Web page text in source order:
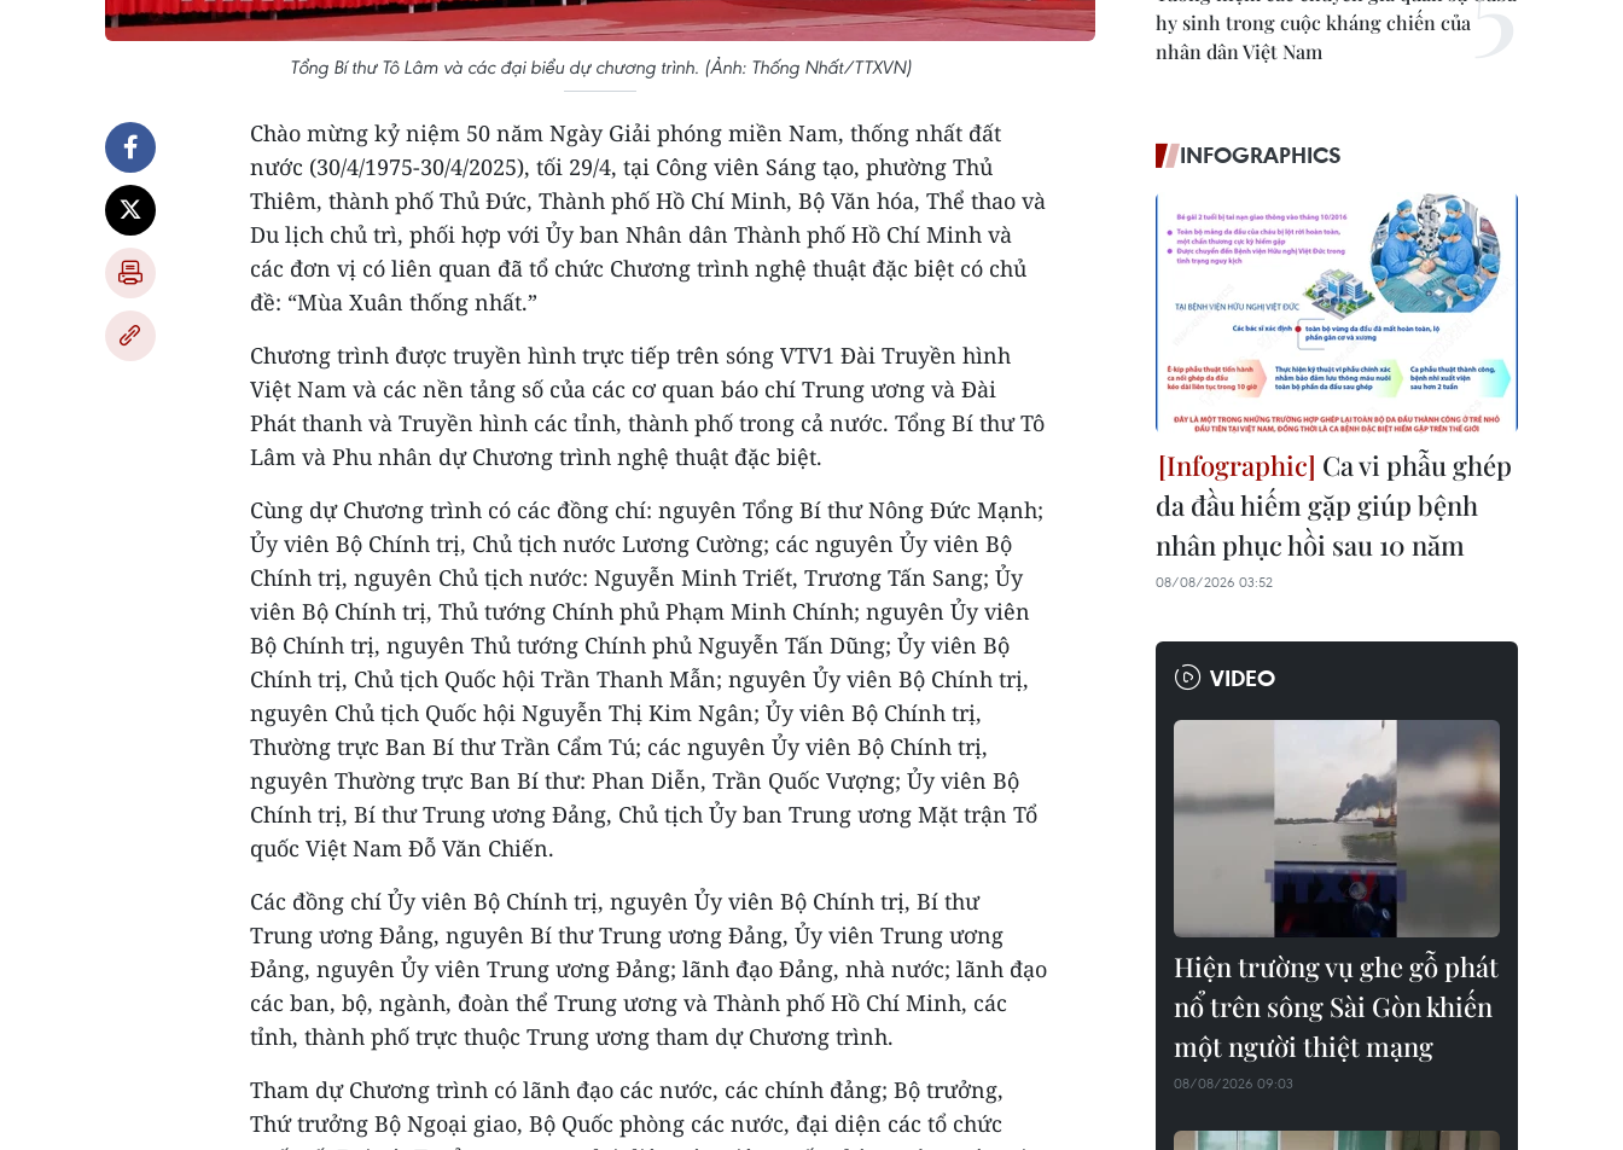
Tổng Bí thư Tô Lâm và các đại biểu dự chương trình. (Ảnh: Thống Nhất/TTXVN)
Chào mừng kỷ niệm 50 năm Ngày Giải phóng miền Nam, thống nhất đất
nước (30/4/1975-30/4/2025), tối 29/4, tại Công viên Sáng tạo, phường Thủ
Thiêm, thành phố Thủ Đức, Thành phố Hồ Chí Minh, Bộ Văn hóa, Thể thao và
Du lịch chủ trì, phối hợp với Ủy ban Nhân dân Thành phố Hồ Chí Minh và
các đơn vị có liên quan đã tổ chức Chương trình nghệ thuật đặc biệt có chủ
đề: “Mùa Xuân thống nhất.”
Chương trình được truyền hình trực tiếp trên sóng VTV1 Đài Truyền hình
Việt Nam và các nền tảng số của các cơ quan báo chí Trung ương và Đài
Phát thanh và Truyền hình các tỉnh, thành phố trong cả nước. Tổng Bí thư Tô
Lâm và Phu nhân dự Chương trình nghệ thuật đặc biệt.
Cùng dự Chương trình có các đồng chí: nguyên Tổng Bí thư Nông Đức Mạnh;
Ủy viên Bộ Chính trị, Chủ tịch nước Lương Cường; các nguyên Ủy viên Bộ
Chính trị, nguyên Chủ tịch nước: Nguyễn Minh Triết, Trương Tấn Sang; Ủy
viên Bộ Chính trị, Thủ tướng Chính phủ Phạm Minh Chính; nguyên Ủy viên
Bộ Chính trị, nguyên Thủ tướng Chính phủ Nguyễn Tấn Dũng; Ủy viên Bộ
Chính trị, Chủ tịch Quốc hội Trần Thanh Mẫn; nguyên Ủy viên Bộ Chính trị,
nguyên Chủ tịch Quốc hội Nguyễn Thị Kim Ngân; Ủy viên Bộ Chính trị,
Thường trực Ban Bí thư Trần Cẩm Tú; các nguyên Ủy viên Bộ Chính trị,
nguyên Thường trực Ban Bí thư: Phan Diễn, Trần Quốc Vượng; Ủy viên Bộ
Chính trị, Bí thư Trung ương Đảng, Chủ tịch Ủy ban Trung ương Mặt trận Tổ
quốc Việt Nam Đỗ Văn Chiến.
Các đồng chí Ủy viên Bộ Chính trị, nguyên Ủy viên Bộ Chính trị, Bí thư
Trung ương Đảng, nguyên Bí thư Trung ương Đảng, Ủy viên Trung ương
Đảng, nguyên Ủy viên Trung ương Đảng; lãnh đạo Đảng, nhà nước; lãnh đạo
các ban, bộ, ngành, đoàn thể Trung ương và Thành phố Hồ Chí Minh, các
tỉnh, thành phố trực thuộc Trung ương tham dự Chương trình.
Tham dự Chương trình có lãnh đạo các nước, các chính đảng; Bộ trưởng,
Thứ trưởng Bộ Ngoại giao, Bộ Quốc phòng các nước, đại diện các tổ chức
hy sinh trong cuộc kháng chiến của
nhân dân Việt Nam
INFOGRAPHICS
Ca vi phẫu ghép
da đầu hiếm gặp giúp bệnh
nhân phục hồi sau 10 năm
08/08/2026 03:52
VIDEO
Hiện trường vụ ghe gỗ phát
nổ trên sông Sài Gòn khiến
một người thiệt mạng
08/08/2026 09:03